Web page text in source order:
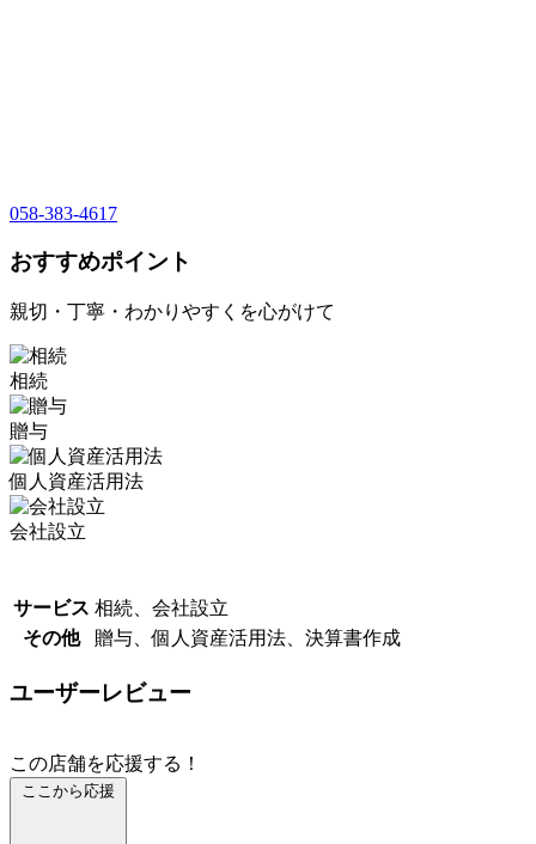
058-383-4617
おすすめポイント
親切・丁寧・わかりやすくを心がけて
相続
贈与
個人資産活用法
会社設立
サービス 相続、会社設立
その他
贈与、個人資産活用法、決算書作成
ユーザーレビュー
この店舗を応援する！
ここから応援